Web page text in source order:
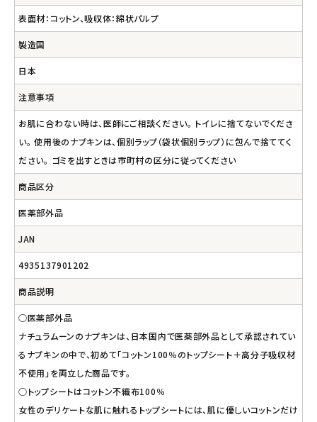
表面材：コットン、吸収体：綿状パルプ
製造国
日本
注意事項
お肌に合わない時は、医師にご相談ください。 トイレに捨てないでくださ
い。 使用後のナプキンは、個別ラップ（袋状個別ラップ）に包んで捨ててく
ださい。 ゴミを出すときは市町村の区分に従ってください
商品区分
医薬部外品
JAN
4935137901202
商品説明
○医薬部外品
ナチュラムーンのナプキンは、日本国内で医薬部外品として承認されてい
るナプキンの中で、初めて「コットン100％のトップシート＋高分子吸収材
不使用」を両立した商品です。
○トップシートはコットン不織布100％
女性のデリケートな肌に触れるトップシートには、肌に優しいコットンだけ